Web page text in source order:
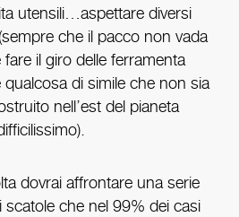
utensili…aspettare diversi
che il pacco non vada
il giro delle ferramenta
di simile che non sia
nell’est del pianeta
dovrai affrontare una serie
scatole che nel 99% dei casi